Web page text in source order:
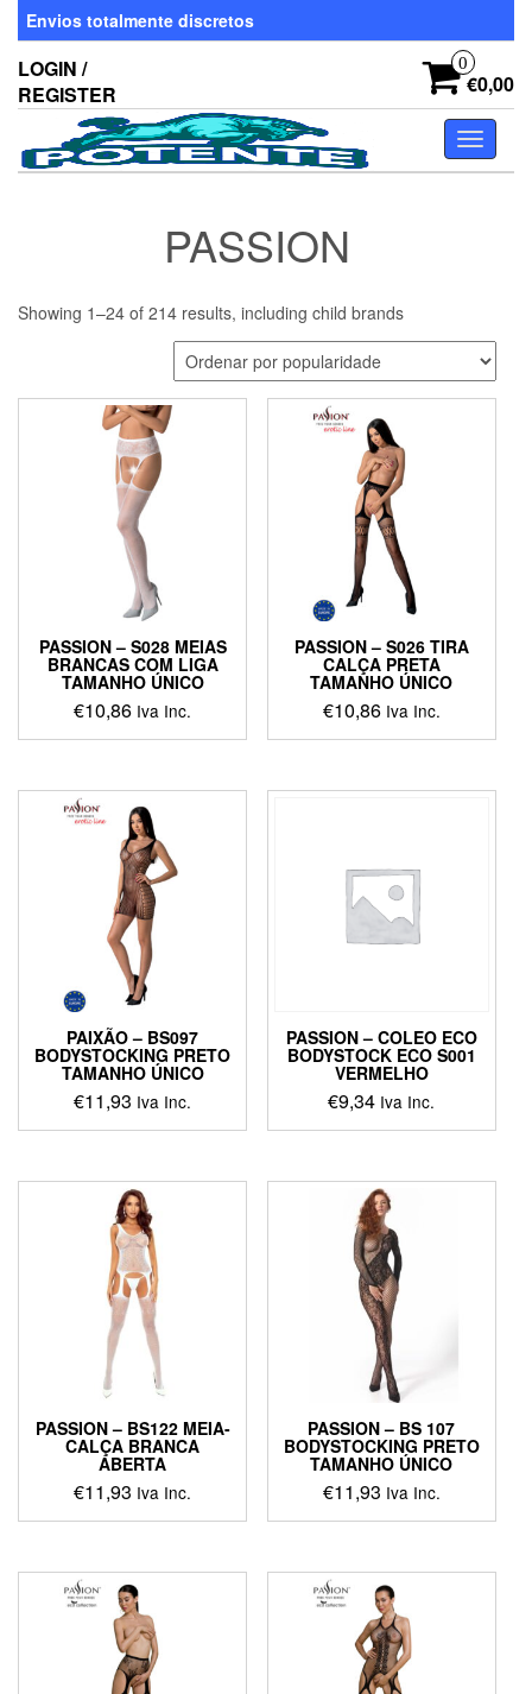
Skip
the
content
Envios totalmente discretos
LOGIN /
REGISTER
0
€0,00
Toggle
PASSION
Showing 1–24 of 214 results, including child brands
PASSION – S028 MEIAS
BRANCAS COM LIGA
TAMANHO ÚNICO
€10,86 Iva Inc.
This
has
multiple
variants.
The
options
may
be
chosen
on
the
product
page
PASSION – S026 TIRA
CALÇA PRETA
TAMANHO ÚNICO
€10,86 Iva Inc.
This
has
options
may
product
page
PAIXÃO – BS097
BODYSTOCKING PRETO
TAMANHO ÚNICO
€11,93 Iva Inc.
This
has
multiple
variants.
The
options
may
be
chosen
product
page
PASSION – COLEO ECO
BODYSTOCK ECO S001
VERMELHO
€9,34 Iva Inc.
PASSION – BS122 MEIA-
CALÇA BRANCA
ABERTA
€11,93 Iva Inc.
PASSION – BS 107
BODYSTOCKING PRETO
TAMANHO ÚNICO
€11,93 Iva Inc.